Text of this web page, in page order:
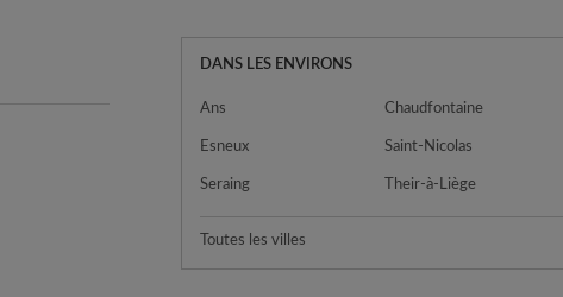
DANS LES ENVIRONS
Ans Chaudfontaine
Esneux Saint-Nicolas
Seraing Their-à-Liège
Toutes les villes